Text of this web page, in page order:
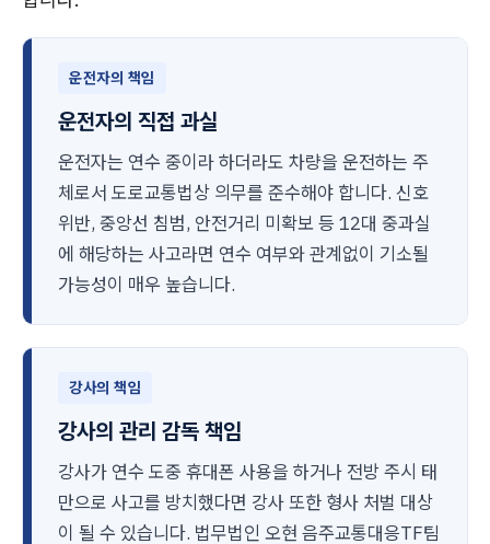
운전자의 책임
운전자의 직접 과실
운전자는 연수 중이라 하더라도 차량을 운전하는 주
체로서 도로교통법상 의무를 준수해야 합니다. 신호
위반, 중앙선 침범, 안전거리 미확보 등 12대 중과실
에 해당하는 사고라면 연수 여부와 관계없이 기소될
가능성이 매우 높습니다.
강사의 책임
강사의 관리 감독 책임
강사가 연수 도중 휴대폰 사용을 하거나 전방 주시 태
만으로 사고를 방치했다면 강사 또한 형사 처벌 대상
이 될 수 있습니다. 법무법인 오현 음주교통대응TF팀